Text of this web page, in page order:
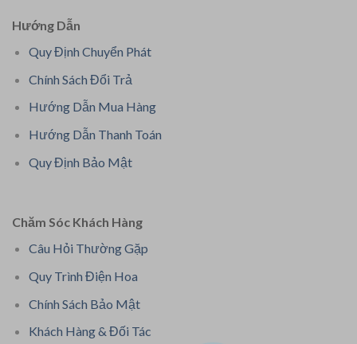
Hướng Dẫn
Quy Định Chuyển Phát
Chính Sách Đổi Trả
Hướng Dẫn Mua Hàng
Hướng Dẫn Thanh Toán
Quy Định Bảo Mật
Chăm Sóc Khách Hàng
Câu Hỏi Thường Gặp
Quy Trình Điện Hoa
Chính Sách Bảo Mật
Khách Hàng & Đối Tác